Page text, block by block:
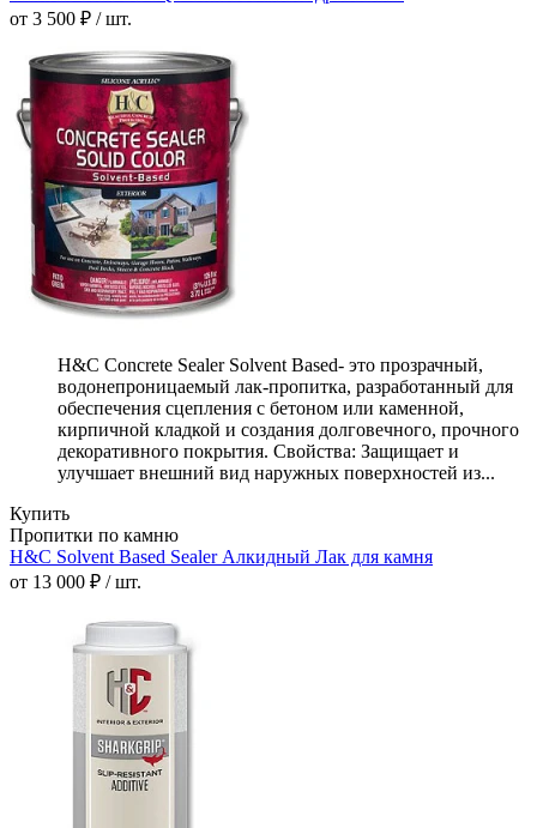
от 3 500 ₽ / шт.
H&C Concrete Sealer Solvent Based- это прозрачный,
водонепроницаемый лак-пропитка, разработанный для
обеспечения сцепления с бетоном или каменной,
кирпичной кладкой и создания долговечного, прочного
декоративного покрытия. Свойства: Защищает и
улучшает внешний вид наружных поверхностей из...
Купить
Пропитки по камню
H&C Solvent Based Sealer Алкидный Лак для камня
от 13 000 ₽ / шт.